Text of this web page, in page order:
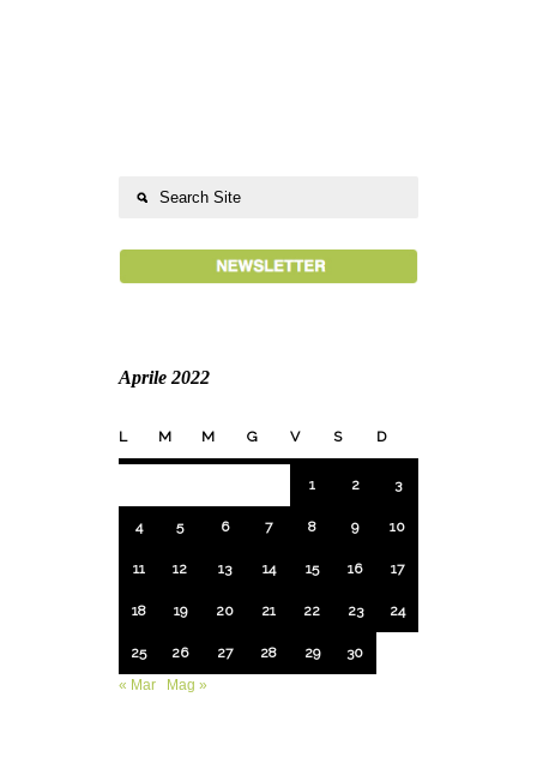
Aprile 2022
L M M G V S D
1 2 3
4 5 6 7 8 9 10
11 12 13 14 15 16 17
18 19 20 21 22 23 24
25 26 27 28 29
30
« Mar
Mag »